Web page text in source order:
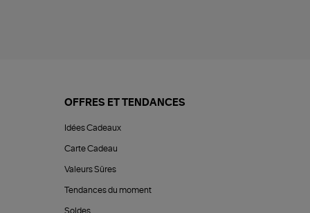
OFFRES ET TENDANCES
Idées Cadeaux
Carte Cadeau
Valeurs Sûres
Tendances du moment
Soldes